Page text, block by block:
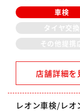
車検
タイヤ交換
その他提携
店舗詳細を
レオン車検/レ